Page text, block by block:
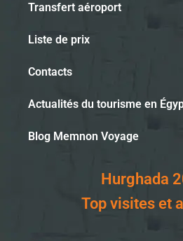
Transfert aéroport
Liste de prix
Contacts
Actualités du tourisme en
Blog Memnon Voyage
Hurghada
Top visites et